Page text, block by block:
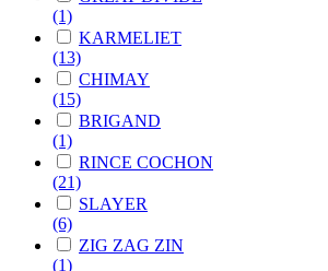
(1)
KARMELIET
(13)
CHIMAY
(15)
BRIGAND
(1)
RINCE COCHON
(21)
SLAYER
(6)
ZIG ZAG ZIN
(1)